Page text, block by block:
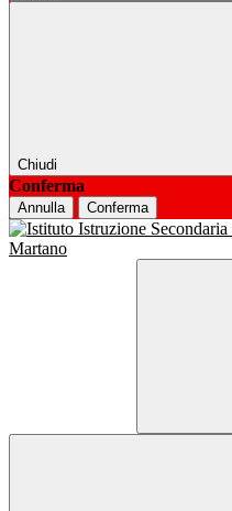
Chiudi
Conferma
Annulla Conferma